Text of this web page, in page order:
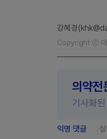
강혜경
Copyright ⓒ 데
의약전
기사화
익명 댓글